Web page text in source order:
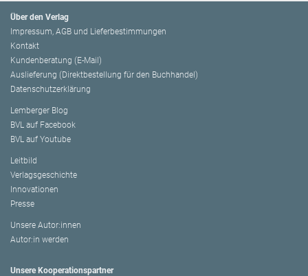
Über den Verlag
Impressum, AGB und Lieferbestimmungen
Kontakt
Kundenberatung (E-Mail)
Auslieferung (Direktbestellung für den Buchhandel)
Datenschutzerklärung
Lemberger Blog
BVL auf Facebook
BVL auf Youtube
Leitbild
Verlagsgeschichte
Innovationen
Presse
Unsere Autor:innen
Autor:in werden
Unsere Kooperationspartner